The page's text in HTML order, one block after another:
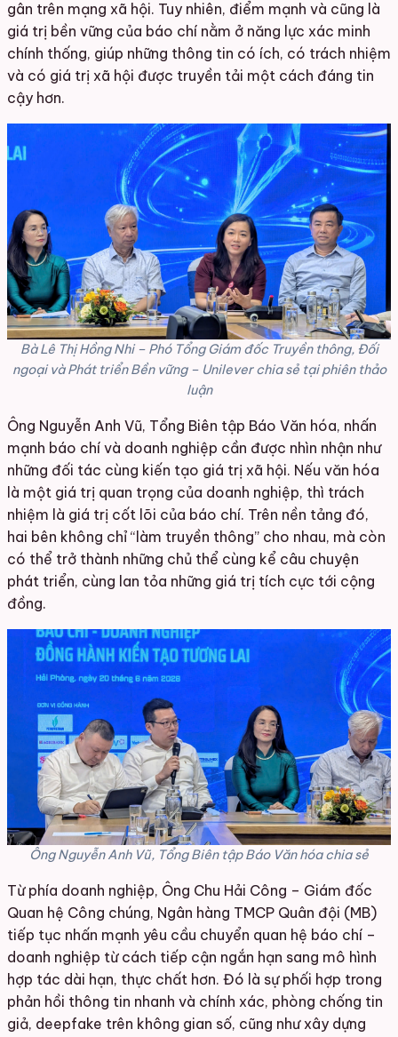
gân trên mạng xã hội. Tuy nhiên, điểm mạnh và cũng là
giá trị bền vững của báo chí nằm ở năng lực xác minh
chính thống, giúp những thông tin có ích, có trách nhiệm
và có giá trị xã hội được truyền tải một cách đáng tin
cậy hơn.
Bà Lê Thị Hồng Nhi – Phó Tổng Giám đốc Truyền thông, Đối
ngoại và Phát triển Bền vững – Unilever chia sẻ tại phiên thảo
luận
Ông Nguyễn Anh Vũ, Tổng Biên tập Báo Văn hóa, nhấn
mạnh báo chí và doanh nghiệp cần được nhìn nhận như
những đối tác cùng kiến tạo giá trị xã hội. Nếu văn hóa
là một giá trị quan trọng của doanh nghiệp, thì trách
nhiệm là giá trị cốt lõi của báo chí. Trên nền tảng đó,
hai bên không chỉ “làm truyền thông” cho nhau, mà còn
có thể trở thành những chủ thể cùng kể câu chuyện
phát triển, cùng lan tỏa những giá trị tích cực tới cộng
đồng.
Ông Nguyễn Anh Vũ, Tổng Biên tập Báo Văn hóa chia sẻ
Từ phía doanh nghiệp, Ông Chu Hải Công – Giám đốc
Quan hệ Công chúng, Ngân hàng TMCP Quân đội (MB)
tiếp tục nhấn mạnh yêu cầu chuyển quan hệ báo chí –
doanh nghiệp từ cách tiếp cận ngắn hạn sang mô hình
hợp tác dài hạn, thực chất hơn. Đó là sự phối hợp trong
phản hồi thông tin nhanh và chính xác, phòng chống tin
giả, deepfake trên không gian số, cũng như xây dựng